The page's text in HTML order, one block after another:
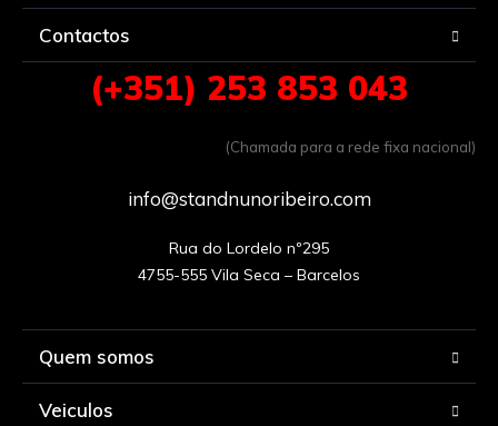
Contactos
(+351) 253 853 043
(Chamada para a rede fixa nacional)
info@standnunoribeiro.com
Rua do Lordelo nº295
Quem somos
Veiculos